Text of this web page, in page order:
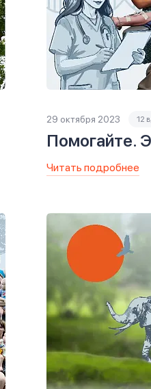
29 октября 2023 12
Помогайте.
Читать подробнее